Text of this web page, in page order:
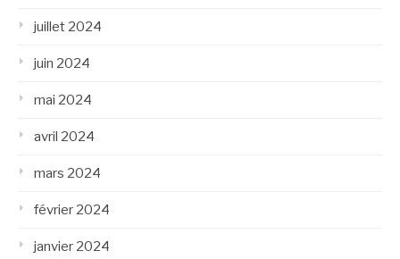
juillet 2024
juin 2024
mai 2024
avril 2024
mars 2024
février 2024
janvier 2024